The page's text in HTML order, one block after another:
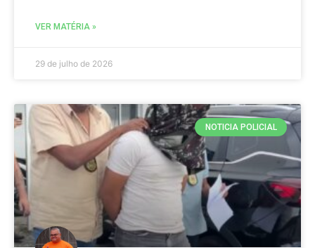
VER MATÉRIA »
29 de julho de 2026
NOTICIA POLICIAL